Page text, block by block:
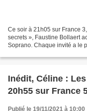
Ce soir à 21h05 sur France
secrets », Faustine Bollaert
Soprano. Chaque invité a le
Inédit, Céline :
20h55 sur France
Publié le 19/11/2021 à 10:00